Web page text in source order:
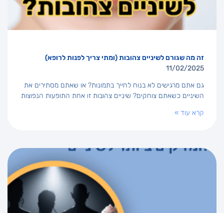
זה מה שגורם לשיניים צהובות (ומתי צריך לפנות לרופא)
11/02/2025
גם אתם מרגישים לא בנוח לחייך בתמונות? או שאתם מסתירים את
השיניים כשאתם צוחקים? שיניים צהובות זו אחת התופעות הנפוצות
קרא עוד »